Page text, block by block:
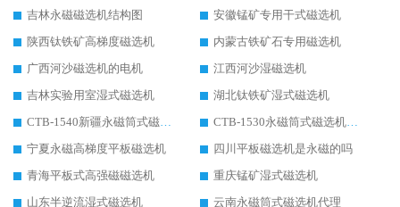
吉林永磁磁选机结构图
安徽锰矿专用干式磁选机
陕西钛铁矿高梯度磁选机
内蒙古铁矿石专用磁选机
广西河沙磁选机的电机
江西河沙湿磁选机
吉林实验用室湿式磁选机
湖北钛铁矿湿式磁选机
CTB-1540新疆永磁筒式磁选机
CTB-1530永磁筒式磁选机代理商
宁夏永磁高梯度平板磁选机
四川平板磁选机是永磁的吗
青海平板式高强磁磁选机
重庆锰矿湿式磁选机
山东半逆流湿式磁选机
云南永磁筒式磁选机代理